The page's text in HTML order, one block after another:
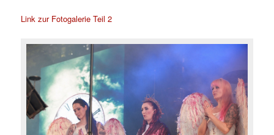
Link zur Fotogalerie Teil 2